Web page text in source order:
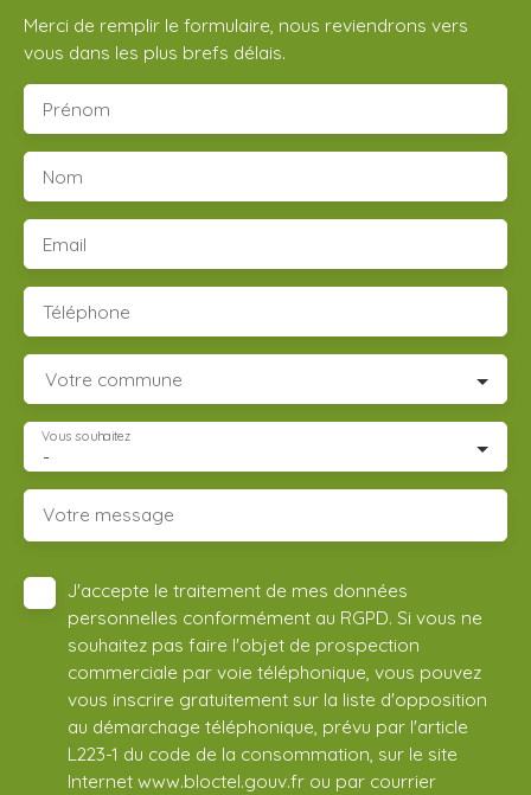
Merci de remplir le formulaire, nous reviendrons vers
vous dans les plus brefs délais.
Prénom
Nom
Email
Téléphone
Votre commune
-
Vous souhaitez
Votre message
J'accepte le traitement de mes données
personnelles conformément au RGPD. Si vous ne
souhaitez pas faire l'objet de prospection
commerciale par voie téléphonique, vous pouvez
vous inscrire gratuitement sur la liste d'opposition
au démarchage téléphonique, prévu par l'article
L223-1 du code de la consommation, sur le site
Internet www.bloctel.gouv.fr ou par courrier